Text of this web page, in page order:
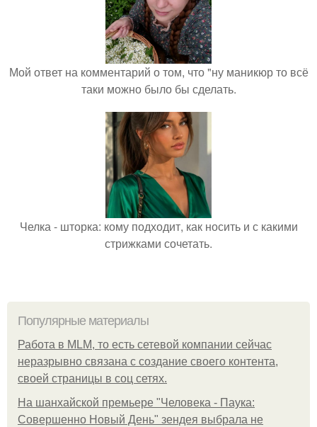
Мой ответ на комментарий о том, что "ну маникюр то всё
таки можно было бы сделать.
Челка - шторка: кому подходит, как носить и с какими
стрижками сочетать.
Популярные материалы
Работа в MLM, то есть сетевой компании сейчас
неразрывно связана с создание своего контента,
своей страницы в соц сетях.
На шанхайской премьере "Человека - Паука:
Совершенно Новый День" зендея выбрала не